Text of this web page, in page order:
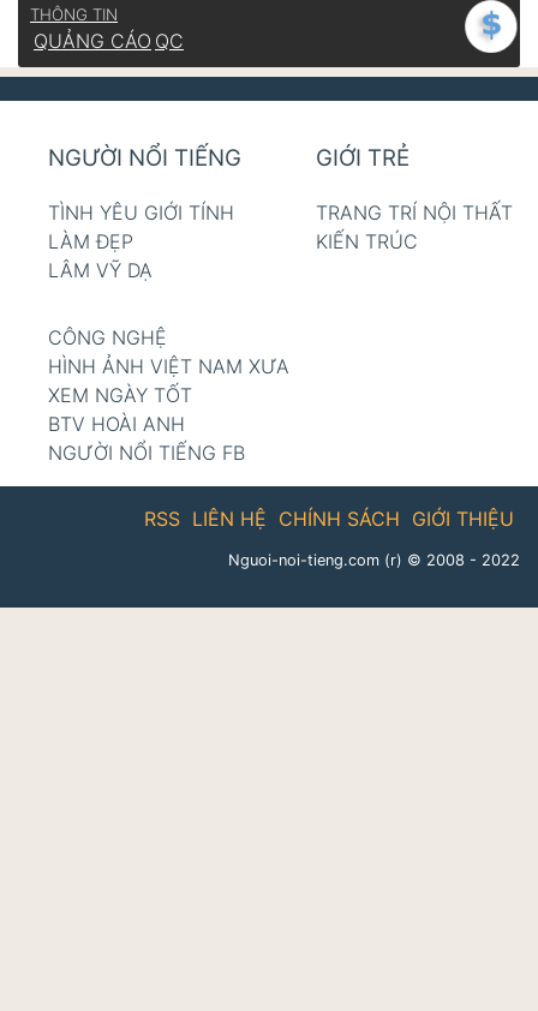
THÔNG TIN
QUẢNG CÁO QC
NGƯỜI NỔI TIẾNG
TÌNH YÊU GIỚI TÍNH
LÀM ĐẸP
LÂM VỸ DẠ
GIỚI TRẺ
TRANG TRÍ NỘI THẤT
KIẾN TRÚC
CÔNG NGHỆ
HÌNH ẢNH VIỆT NAM XƯA
XEM NGÀY TỐT
BTV HOÀI ANH
NGƯỜI NỔI TIẾNG FB
GIỚI THIỆU
CHÍNH SÁCH
LIÊN HỆ
RSS
Nguoi-noi-tieng.com (r) © 2008 - 2022